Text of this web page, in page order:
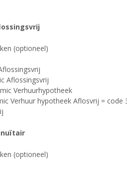
(optioneel)
Aflossingsvrij
Verhuurhypotheek
Verhuur hypotheek Aflosvrij = code
(optioneel)